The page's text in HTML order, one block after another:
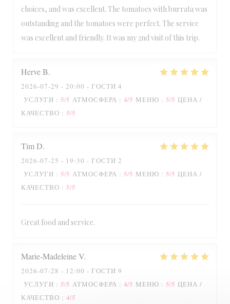
choices, and was excellent. The tomatoes with burrata was
outstanding and the tomatoes were perfect. The service
was excellent and friendly. It was my 2nd visit of this trip.
HerveB
2026-07-29 - 20:00 - ГОСТИ 4
УСЛУГИ : 5/5 АТМОСФЕРА : 4/5 МЕНЮ : 5/5 ЦЕНА /
КАЧЕСТВО : 5/5
TimD
2026-07-25 - 19:30 - ГОСТИ 2
УСЛУГИ : 5/5 АТМОСФЕРА : 5/5 МЕНЮ : 5/5 ЦЕНА /
КАЧЕСТВО : 5/5
Great food and service.
Marie-MadeleineV
2026-07-28 - 12:00 - ГОСТИ 9
УСЛУГИ : 5/5 АТМОСФЕРА : 4/5 МЕНЮ : 5/5 ЦЕНА /
КАЧЕСТВО : 4/5